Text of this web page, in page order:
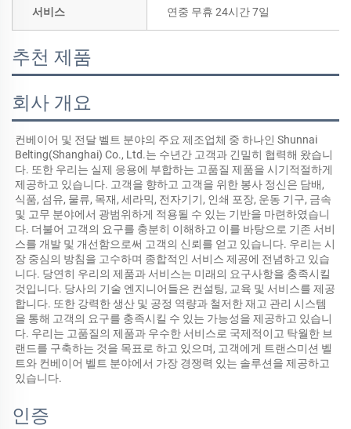
서비스 연중 무휴 24시간 7일
추천 제품
회사 개요
컨베이어 및 전달 벨트 분야의 주요 제조업체 중 하나인 Shunnai
Belting(Shanghai) Co., Ltd.는 수년간 고객과 긴밀히 협력해 왔습니
다. 또한 우리는 실제 응용에 부합하는 고품질 제품을 시기적절하게
제공하고 있습니다. 고객을 향하고 고객을 위한 봉사 정신은 담배,
식품, 섬유, 물류, 목재, 세라믹, 전자기기, 인쇄 포장, 운동 기구, 금속
및 고무 분야에서 광범위하게 적용될 수 있는 기반을 마련하였습니
다. 더불어 고객의 요구를 충분히 이해하고 이를 바탕으로 기존 서비
스를 개발 및 개선함으로써 고객의 신뢰를 얻고 있습니다. 우리는 시
장 중심의 방침을 고수하며 종합적인 서비스 제공에 전념하고 있습
니다. 당연히 우리의 제품과 서비스는 미래의 요구사항을 충족시킬
것입니다. 당사의 기술 엔지니어들은 컨설팅, 교육 및 서비스를 제공
합니다. 또한 강력한 생산 및 공정 역량과 철저한 재고 관리 시스템
을 통해 고객의 요구를 충족시킬 수 있는 가능성을 제공하고 있습니
다. 우리는 고품질의 제품과 우수한 서비스로 국제적이고 탁월한 브
랜드를 구축하는 것을 목표로 하고 있으며, 고객에게 트랜스미션 벨
트와 컨베이어 벨트 분야에서 가장 경쟁력 있는 솔루션을 제공하고
있습니다.
인증